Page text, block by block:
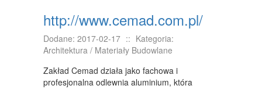
KURSY I SZKOLENIA
TŁUMACZENIA
KSIĄŻKI, CZASOPISMA
http://www.cemad.com.pl/
Dodane: 2017-02-17 :: Kategoria:
Architektura / Materiały Budowlane
Zakład Cemad działa jako fachowa i
profesjonalna odlewnia aluminium, która